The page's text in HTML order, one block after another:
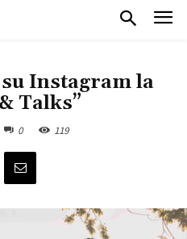
Instagram la
Talks”
0 119